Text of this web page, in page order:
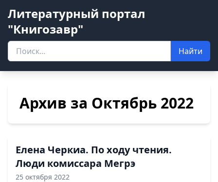
Литературный портал
"Книгозавр"
Найти
Архив за Октябрь 2022
Елена Черкиа. По ходу чтения.
Люди комиссара Мегрэ
25 октября 2022